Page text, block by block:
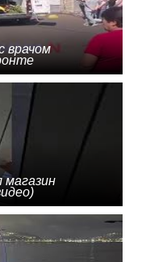
врачом
магазин